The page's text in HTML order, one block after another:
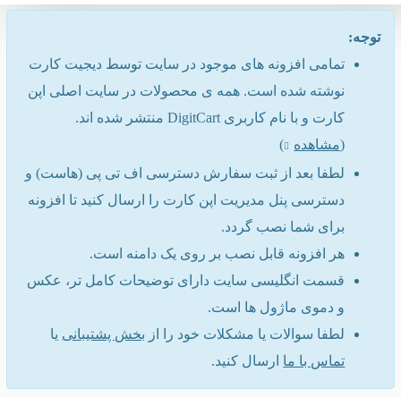
توجه:
تمامی افزونه های موجود در سایت توسط دیجیت کارت
نوشته شده است. همه ی محصولات در سایت اصلی اپن
کارت و با نام کاربری DigitCart منتشر شده اند.
(مشاهده
)
لطفا بعد از ثبت سفارش دسترسی اف تی پی (هاست) و
دسترسی پنل مدیریت اپن کارت را ارسال کنید تا افزونه
برای شما نصب گردد.
هر افزونه قابل نصب بر روی یک دامنه است.
قسمت انگلیسی سایت دارای توضیحات کامل تر، عکس
و دموی ماژول ها است.
لطفا سوالات یا مشکلات خود را از بخش پشتیبانی یا
تماس با ما ارسال کنید.